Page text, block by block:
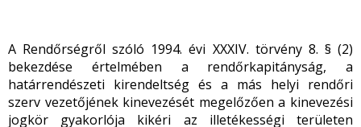
A Rendőrségről szóló 1994. évi XXXIV. törvény 8. § (2)
bekezdése értelmében a rendőrkapitányság, a
határrendészeti kirendeltség és a más helyi rendőri
szerv vezetőjének kinevezését megelőzően a kinevezési
jogkör gyakorlója kikéri az illetékességi területen